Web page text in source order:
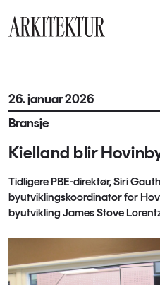
26. januar 2026
Bransje
Kielland blir
Tidligere PBE-direktør, Siri
byutviklingskoordinator for
byutvikling James Stove